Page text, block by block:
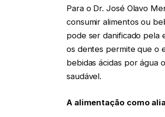
Para o Dr. José Olavo
consumir alimentos ou
pode ser danificado pela
os dentes permite que o
bebidas ácidas por água
saudável.
A alimentação como